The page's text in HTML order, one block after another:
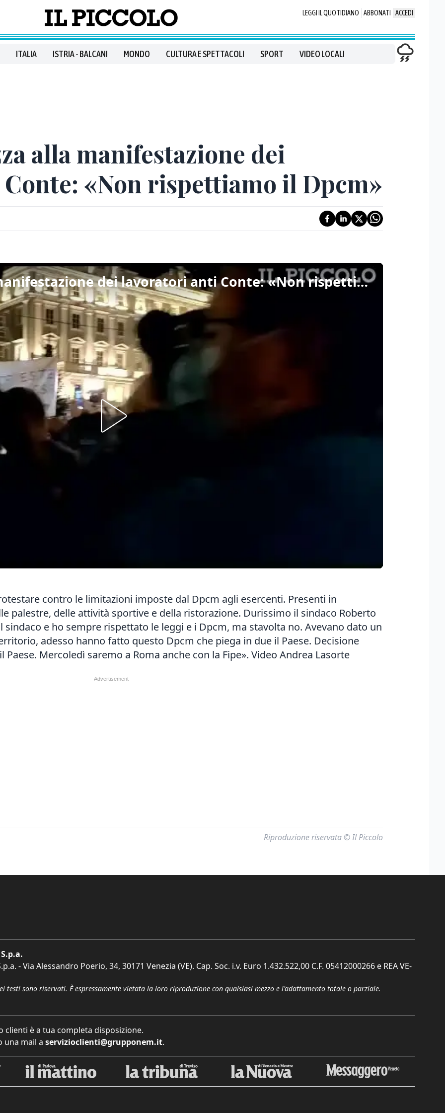
LEGGI IL QUOTIDIANO ABBONATI ACCEDI
ITALIA ISTRIA - BALCANI MONDO CULTURA E SPETTACOLI SPORT VIDEO LOCALI
alla manifestazione dei
«Non rispettiamo il Dpcm»
Trieste, Dipiazza alla manifestazione dei lavoratori anti Conte: «Non rispettiamo il Dpcm»
contro le limitazioni imposte dal Dpcm agli esercenti. Presenti in
palestre, delle attività sportive e della ristorazione. Durissimo il sindaco Roberto
sindaco e ho sempre rispettato le leggi e i Dpcm, ma stavolta no. Avevano dato un
adesso hanno fatto questo Dpcm che piega in due il Paese. Decisione
Mercoledì saremo a Roma anche con la Fipe». Video Andrea Lasorte
Riproduzione riservata © Il Piccolo
- Via Alessandro Poerio, 34, 30171 Venezia (VE). Cap. Soc. i.v. Euro 1.432.522,00 C.F. 05412000266 e REA VE-
testi sono riservati. È espressamente vietata la loro riproduzione con qualsiasi mezzo e l'adattamento totale o parziale.
clienti è a tua completa disposizione.
una mail a servizioclienti@grupponem.it.